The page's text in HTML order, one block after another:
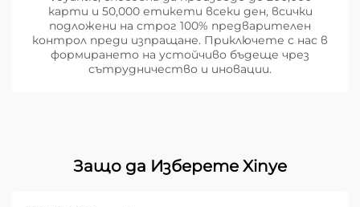
карти и 50,000 етикети всеки ден, всички
подложени на строг 100% предварителен
контрол преди изпращане. Приключете с нас в
формирането на устойчиво бъдеще чрез
сътрудничество и иновации.
Защо да Изберете Xinye